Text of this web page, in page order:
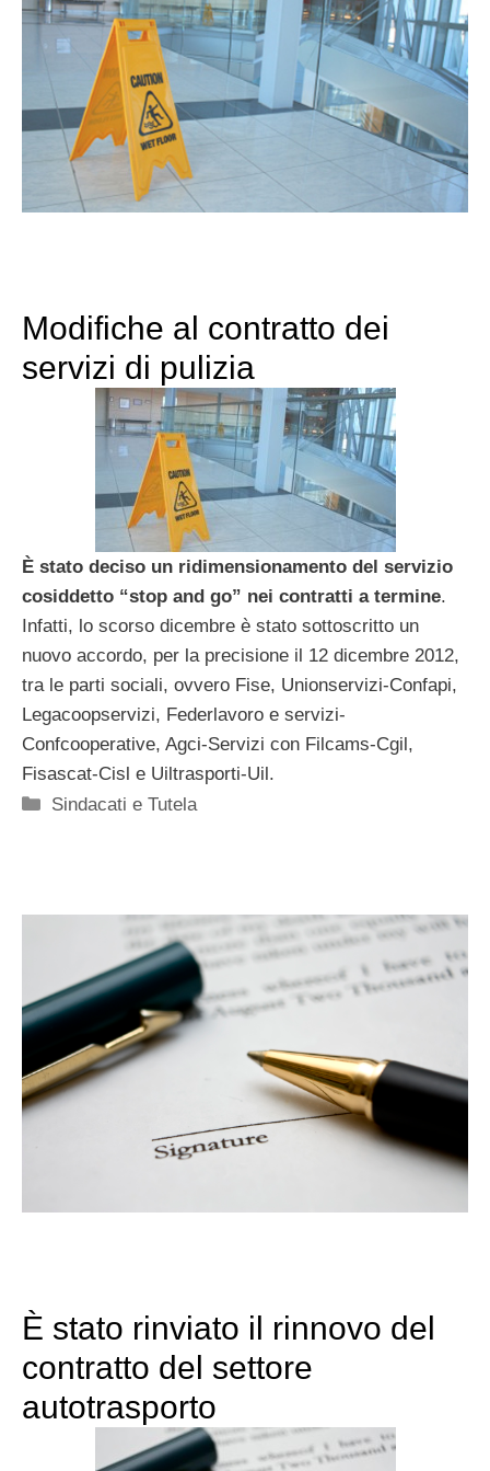
Modifiche al contratto dei
servizi di pulizia
È stato deciso un ridimensionamento del servizio
cosiddetto “stop and go” nei contratti a termine.
Infatti, lo scorso dicembre è stato sottoscritto un
nuovo accordo, per la precisione il 12 dicembre 2012,
tra le parti sociali, ovvero Fise, Unionservizi-Confapi,
Legacoopservizi, Federlavoro e servizi-
Confcooperative, Agci-Servizi con Filcams-Cgil,
Fisascat-Cisl e Uiltrasporti-Uil.
Categorie
Sindacati e Tutela
È stato rinviato il rinnovo del
contratto del settore
autotrasporto